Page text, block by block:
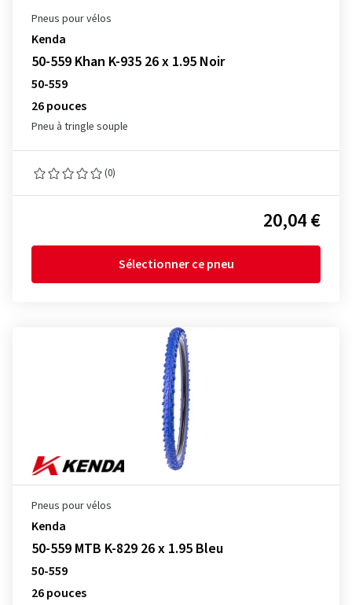
Pneus pour vélos
Kenda
50-559 Khan K-935 26 x 1.95 Noir
50-559
26 pouces
Pneu à tringle souple
(0)
20,04 €
Sélectionner ce pneu
Pneus pour vélos
Kenda
50-559 MTB K-829 26 x 1.95 Bleu
50-559
26 pouces